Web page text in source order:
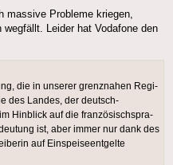
massive Probleme kriegen,
Leider hat Vodafone den
die in unse­rer grenz­na­hen Regi­
des Lan­des, der deutsch-
Hin­blick auf die fran­zö­sisch­spra­
ist, aber immer nur dank des
auf Ein­spei­se­ent­gel­te